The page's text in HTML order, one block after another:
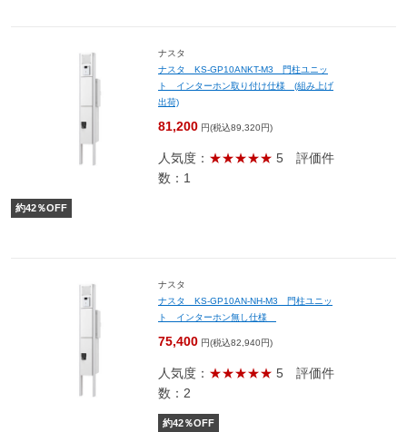
ナスタ
ナスタ KS-GP10ANKT-M3 門柱ユニッ
ト インターホン取り付け仕様 (組み上げ
出荷)
81,200 円(税込89,320円)
人気度： ★★★★★ 5 評価件
数：1
約42％OFF
ナスタ
ナスタ KS-GP10AN-NH-M3 門柱ユニッ
ト インターホン無し仕様
75,400 円(税込82,940円)
人気度： ★★★★★ 5 評価件
数：2
約42％OFF